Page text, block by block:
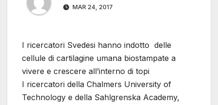
MAR 24, 2017
I ricercatori Svedesi hanno indotto delle
cellule di cartilagine umana biostampate a
vivere e crescere all’interno di topi
I ricercatori della Chalmers University of
Technology e della Sahlgrenska Academy,